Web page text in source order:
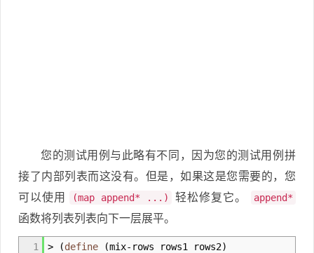
您的测试用例与此略有不同，因为您的测试用例拼
接了内部列表而这没有。但是，如果这是您需要的，您
可以使用
(map append* ...) 轻松修复它。 append*
函数将列表列表向下一层展平。
1
> (define (mix- rows rows1 rows2)